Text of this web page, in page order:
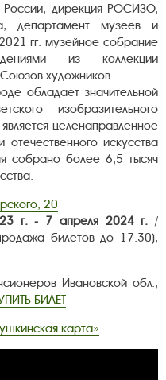
России, дирекция РОСИЗО,
департамент музеев и
гг. музейное собрание
из коллекции
художников.
обладает значительной
изобразительного
целенаправленное
отечественного искусства
собрано более 6,5 тысяч
20
г. - 7 апреля 2024 г./
билетов до 17.30),
Ивановской обл.,
БИЛЕТ
карта»